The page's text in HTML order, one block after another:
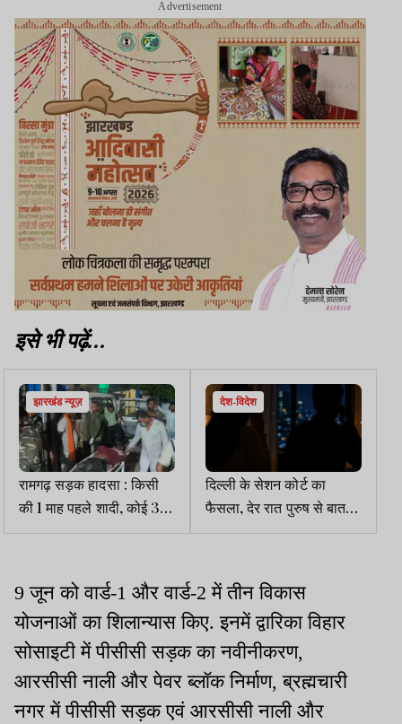
Advertisement
इसे भी पढ़ें...
झारखंड न्यूज़
रामगढ़ सड़क हादसा : किसी
की 1 माह पहले शादी, कोई 3
माह पहले बना था पिता, आठ
देश-विदेश
दिल्ली के सेशन कोर्ट का
फैसला, देर रात पुरुष से बात
करना महिला के चरित्र पर
9 जून को वार्ड-1 और वार्ड-2 में तीन विकास
योजनाओं का शिलान्यास किए. इनमें द्वारिका विहार
सोसाइटी में पीसीसी सड़क का नवीनीकरण,
आरसीसी नाली और पेवर ब्लॉक निर्माण, ब्रह्मचारी
नगर में पीसीसी सड़क एवं आरसीसी नाली और